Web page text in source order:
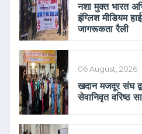
नशा मुक्त भारत
इंग्लिश मीडियम
जागरूकता रैली
06 August, 2026
खदान मजदूर संघ
सेवानिवृत वरिष्ठ